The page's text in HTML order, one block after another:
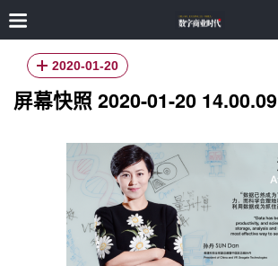
2020-01-20
屏幕快照 2020-01-20 14.00.09